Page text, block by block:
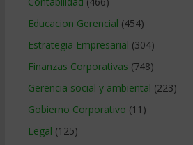
Educacion Gerencial (454)
Estrategia Empresarial (304)
Finanzas Corporativas (748)
Gerencia social y ambiental (223)
Gobierno Corporativo (11)
Legal (125)